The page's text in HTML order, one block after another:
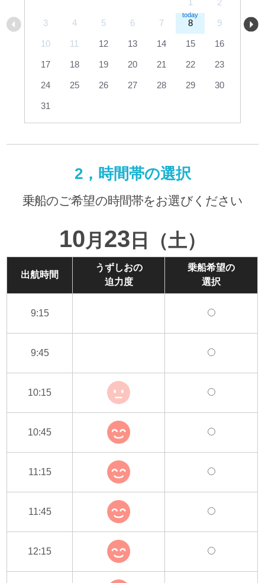
1 2
3 4 5 6 7 8 9
10 11 12 13 14 15 16
17 18 19 20 21 22 23
24 25 26 27 28 29 30
31
2，時間帯の選択
乗船のご希望の時間帯をお選びください
10月 23 日（土）
出航時間
うずしおの
迫力度
乗船希望の
選択
9:15
9:45
10:15
10:45
11:15
11:45
12:15